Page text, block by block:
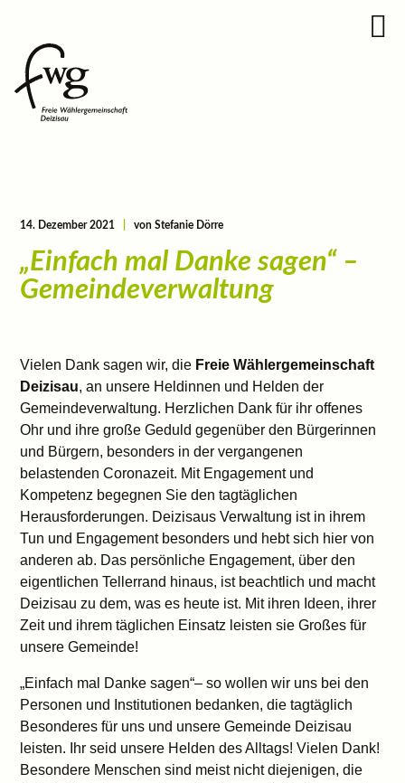
14. Dezember 2021 von Stefanie Dörre
„Einfach mal Danke sagen“ –
Gemeindeverwaltung
Vielen Dank sagen wir, die Freie Wählergemeinschaft
Deizisau, an unsere Heldinnen und Helden der
Gemeindeverwaltung. Herzlichen Dank für ihr offenes
Ohr und ihre große Geduld gegenüber den Bürgerinnen
und Bürgern, besonders in der vergangenen
belastenden Coronazeit. Mit Engagement und
Kompetenz begegnen Sie den tagtäglichen
Herausforderungen. Deizisaus Verwaltung ist in ihrem
Tun und Engagement besonders und hebt sich hier von
anderen ab. Das persönliche Engagement, über den
eigentlichen Tellerrand hinaus, ist beachtlich und macht
Deizisau zu dem, was es heute ist. Mit ihren Ideen, ihrer
Zeit und ihrem täglichen Einsatz leisten sie Großes für
unsere Gemeinde!
„Einfach mal Danke sagen“– so wollen wir uns bei den
Personen und Institutionen bedanken, die tagtäglich
Besonderes für uns und unsere Gemeinde Deizisau
leisten. Ihr seid unsere Helden des Alltags! Vielen Dank!
Besondere Menschen sind meist nicht diejenigen, die